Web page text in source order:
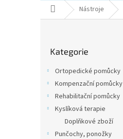
Domů Nástroje
kategorie
Kategorie
Ortopedické pomůcky
Kompenzační pomůcky
Rehabilitační pomůcky
Kyslíková terapie
Doplňkové zboží
Punčochy, ponožky